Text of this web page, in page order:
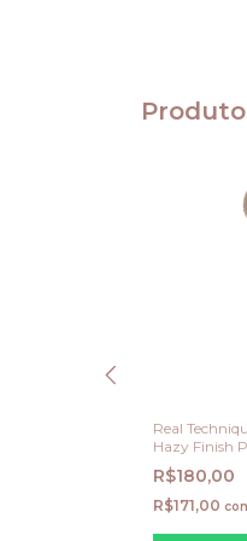
Real
Hazy Finish
Edição
R$180,00
R$171,00